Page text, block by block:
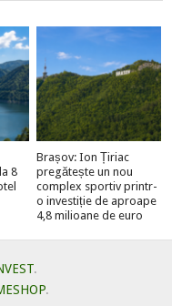
8
Brașov: Ion Țiriac
pregătește un nou
complex sportiv printr-
o investiție de aproape
4,8 milioane de euro
.
.